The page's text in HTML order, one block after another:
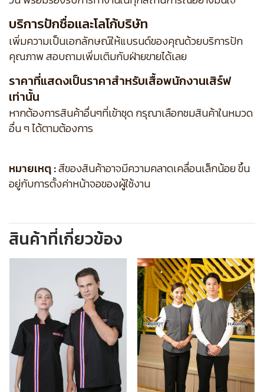
บริการปักชื่อและโลโก้บริษัท
เพิ่มความเป็นเอกลักษณ์ให้แบรนด์ของคุณด้วยบริการปัก
คุณภาพ สอบถามเพิ่มเติมกับฝ่ายขายได้เลย
ราคาที่แสดงเป็นราคาสำหรับเสื้อพนักงานเสิร์ฟ
เท่านั้น
หากต้องการสินค้าอื่นๆที่เข้าชุด กรุณาเลือกชมสินค้าในหมวด
อื่น ๆ ได้ตามต้องการ
หมายเหตุ :สีของสินค้าอาจมีความคลาดเคลื่อนเล็กน้อย ขึ้น
อยู่กับการตั้งค่าหน้าจอของผู้ใช้งาน
สินค้าที่เกี่ยวข้อง